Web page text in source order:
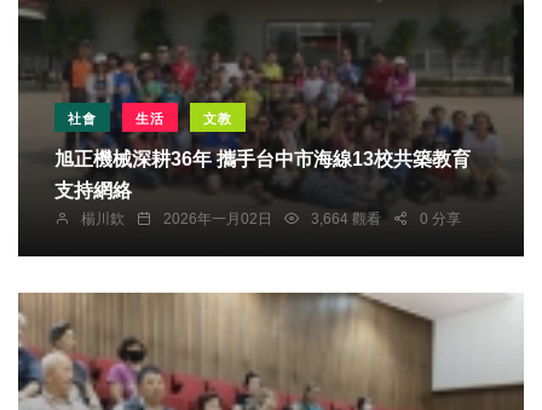
社會 生活 文教
旭正機械深耕36年 攜手台中市海線13校共築教育
支持網絡
楊川欽 2026年一月02日 3,664 觀看 0 分享